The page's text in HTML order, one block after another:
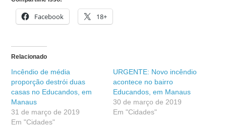
Facebook 18+
Relacionado
Incêndio de média
proporção destrói duas
casas no Educandos, em
Manaus
31 de março de 2019
Em "Cidades"
URGENTE: Novo incêndio
acontece no bairro
Educandos, em Manaus
30 de março de 2019
Em "Cidades"